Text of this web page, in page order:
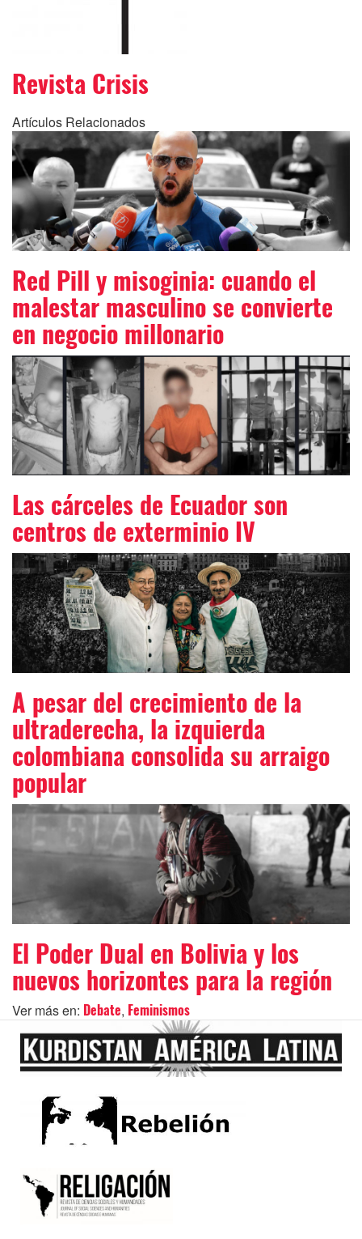
Revista Crisis
Artículos Relacionados
Red Pill y misoginia: cuando el
malestar masculino se convierte
en negocio millonario
Las cárceles de Ecuador son
centros de exterminio IV
A pesar del crecimiento de la
ultraderecha, la izquierda
colombiana consolida su arraigo
popular
El Poder Dual en Bolivia y los
nuevos horizontes para la región
Ver más en: Debate, Feminismos